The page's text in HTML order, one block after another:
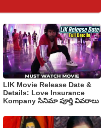
LIK Movie Release Date &
Details: Love Insurance
Kompany సినిమా పూర్తి వివరాలు